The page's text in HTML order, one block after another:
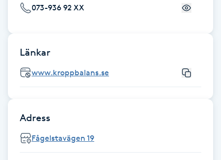
Fransk manikyr
Fransrengöring
Friskvårdsmassage
073-936 92 XX
Länkar
www.kroppbalans.se
Adress
Fågelstavägen 19